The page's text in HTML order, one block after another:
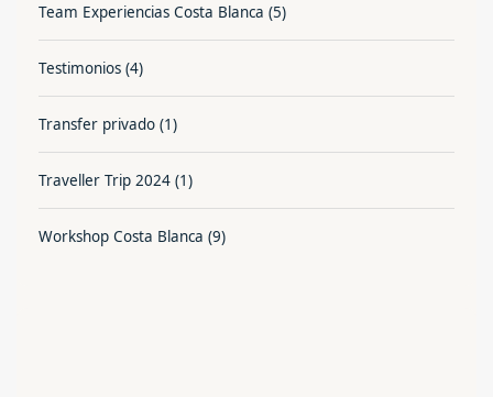
Team Experiencias Costa Blanca (5)
Testimonios (4)
Transfer privado (1)
Traveller Trip 2024 (1)
Workshop Costa Blanca (9)